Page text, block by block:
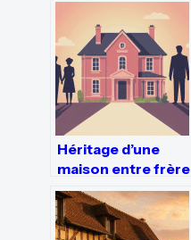
Héritage d’une
maison entre frère
et sœur : droits,
partage et
solutions